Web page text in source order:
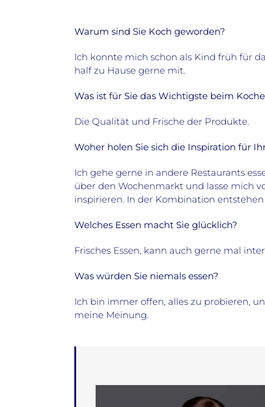
Warum sind Sie Koch geworden?
Ich konnte mich schon als Kind früh für
half zu Hause gerne mit.
Was ist für Sie das Wichtigste beim
Die Qualität und Frische der Produkte.
Woher holen Sie sich die Inspiration für
Ich gehe gerne in andere Restaurants
über den Wochenmarkt und lasse mich
inspirieren. In der Kombination
Welches Essen macht Sie glücklich?
Frisches Essen, kann auch gerne mal
Was würden Sie niemals essen?
Ich bin immer offen, alles zu probieren,
meine Meinung.